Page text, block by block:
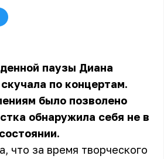
паузы Диана
по концертам.
было позволено
обнаружила себя не в
что за время творческого